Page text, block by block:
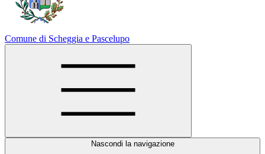
Comune di Scheggia e Pascelupo
Nascondi la navigazione